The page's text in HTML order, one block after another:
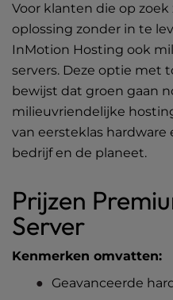
Voor klanten die op
oplossing zonder in te
InMotion Hosting ook
servers. Deze optie met
bewijst dat groen gaan
milieuvriendelijke
van eersteklas
bedrijf en de planeet.
Prijzen
Server
Kenmerken omvatten:
Geavanceerde